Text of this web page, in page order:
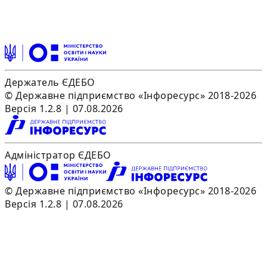
Держатель ЄДЕБО
© Державне підприємство «Інфоресурс» 2018-2026
Версія 1.2.8 | 07.08.2026
Адміністратор ЄДЕБО
© Державне підприємство «Інфоресурс» 2018-2026
Версія 1.2.8 | 07.08.2026